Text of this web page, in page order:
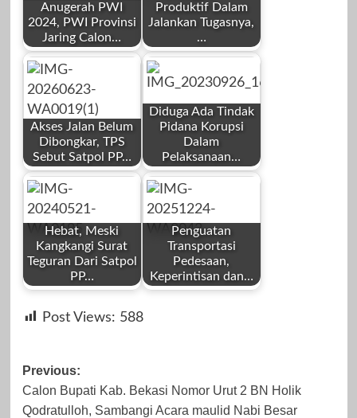
Anugerah PWI
2024, PWI Provinsi
Jaring Calon…
by
Redaksi
November 6,
2023
Produktif Dalam
Jalankan Tugasnya,
…
by
Redaksi
Oktober 5, 2023
Akses Jalan Belum
Dibongkar, TPS
Sebut Satpol PP…
by
Redaksi
Juni 23, 2026
Diduga Ada Tindak
Pidana Korupsi
Dalam
Pelaksanaan…
by
Redaksi
September 26,
Hebat, Meski
Kangkangi Surat
Teguran Dari Satpol
PP…
Redaksi
Penguatan
Transportasi
Pedesaan,
Keperintisan dan…
Redaksi
Post Views: 588
Post
navigation
Previous:
Calon Bupati Kab. Bekasi Nomor Urut 2 BN Holik
Qodratulloh, Sambangi Acara maulid Nabi Besar